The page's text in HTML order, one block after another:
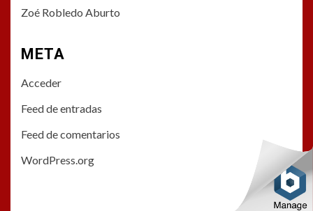
Zoé Robledo Aburto
META
Acceder
Feed de entradas
Feed de comentarios
WordPress.org